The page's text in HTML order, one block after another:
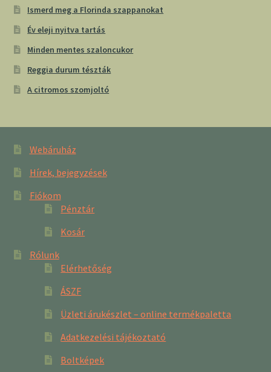
Ismerd meg a Florinda szappanokat
Év eleji nyitva tartás
Minden mentes szaloncukor
Reggia durum tészták
A citromos szomjoltó
Webáruház
Hírek, bejegyzések
Fiókom
Pénztár
Kosár
Rólunk
Elérhetőség
ÁSZF
Üzleti árukészlet – online termékpaletta
Adatkezelési tájékoztató
Boltképek